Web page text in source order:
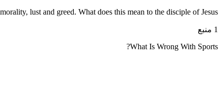
lust and greed. What does this mean to the disciple of Jesus?
1 منبع
What Is Wrong With Sports?